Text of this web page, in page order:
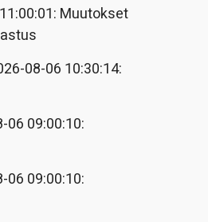
Muutokset
08-06 10:30:14:
06 09:00:10:
06 09:00:10: